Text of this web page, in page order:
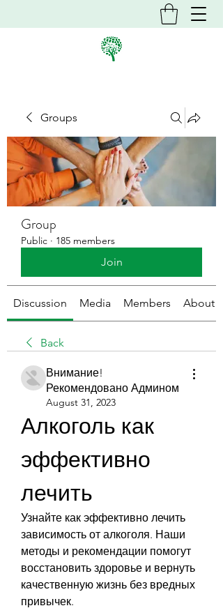
Groups
Group
Public · 185 members
Join
Discussion Media Members About
Back
Внимание!
Рекомендовано Админом
August 31, 2023
Алкоголь как
эффективно
лечить
Узнайте как эффективно лечить
зависимость от алкоголя. Наши
методы и рекомендации помогут
восстановить здоровье и вернуть
качественную жизнь без вредных
привычек.